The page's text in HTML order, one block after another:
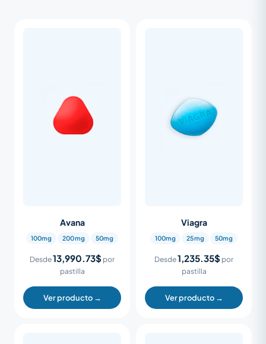
Avana
100mg 200mg 50mg
Desde13,990.73$ por
pastilla
Ver producto →
Viagra
100mg 25mg 50mg
Desde1,235.35$ por
pastilla
Ver producto →